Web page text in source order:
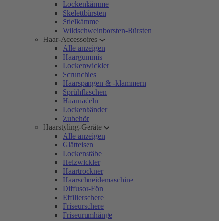
Lockenkämme
Skelettbürsten
Stielkämme
Wildschweinborsten-Bürsten
Haar-Accessoires
Alle anzeigen
Haargummis
Lockenwickler
Scrunchies
Haarspangen & -klammern
Sprühflaschen
Haarnadeln
Lockenbänder
Zubehör
Haarstyling-Geräte
Alle anzeigen
Glätteisen
Lockenstäbe
Heizwickler
Haartrockner
Haarschneidemaschine
Diffusor-Fön
Effilierschere
Friseurschere
Friseurumhänge